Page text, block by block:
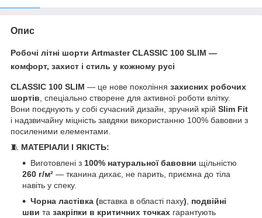
Опис
Робочі літні шорти Artmaster CLASSIC 100 SLIM —
комфорт, захист і стиль у кожному русі
CLASSIC 100 SLIM — це нове покоління захисних робочих
шортів, спеціально створене для активної роботи влітку.
Вони поєднують у собі сучасний дизайн, зручний крій Slim Fit
і надзвичайну міцність завдяки використанню 100% бавовни з
посиленими елементами.
🧵 МАТЕРІАЛИ І ЯКІСТЬ:
Виготовлені з 100% натуральної бавовни щільністю
260 г/м² — тканина дихає, не парить, приємна до тіла
навіть у спеку.
Чорна ластівка (вставка в області паху), подвійні
шви та закріпки в критичних точках гарантують